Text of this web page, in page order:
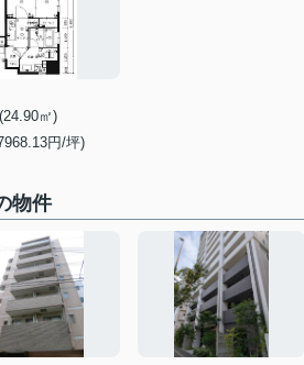
㎡)
円/坪)
物件